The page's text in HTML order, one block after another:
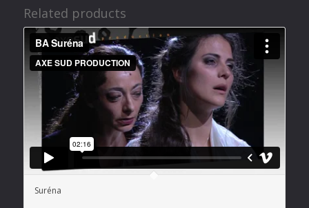
Related products
Suréna